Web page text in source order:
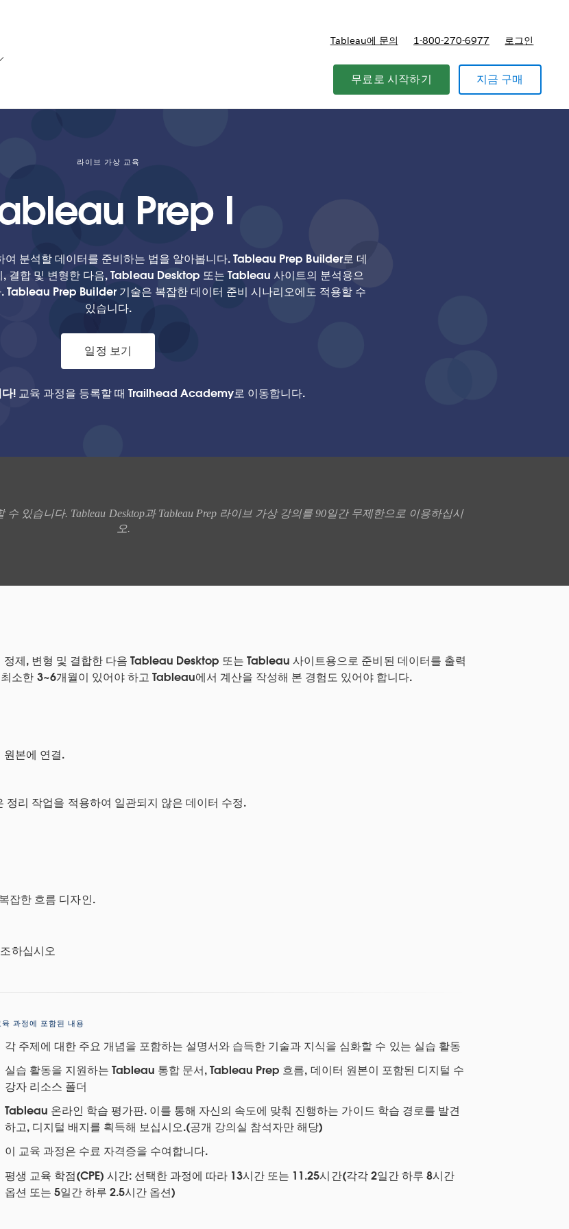
리소스
Toggle sub-navigation for 계획 및 가격
Tableau에 문의 1-800-270-6977 로그인
무료로 시작하기 지금 구매
라이브 가상 교육
Prep I
분석할 데이터를 준비하는 법을 알아봅니다. Tableau Prep Builder로 데
, 결합 및 변형한 다음, Tableau Desktop 또는 Tableau 사이트의 분석용으
Tableau Prep Builder 기술은 복잡한 데이터 준비 시나리오에도 적용할 수
있습니다.
일정 보기
!교육 과정을 등록할 때 Trailhead Academy로 이동합니다.
수 있습니다. Tableau Desktop과 Tableau Prep 라이브 가상 강의를 90일간 무제한으로 이용하십시
오.
제, 변형 및 결합한 다음 Tableau Desktop 또는 Tableau 사이트용으로 준비된 데이터를 출력
소한 3~6개월이 있어야 하고 Tableau에서 계산을 작성해 본 경험도 있어야 합니다.
본에 연결.
리 작업을 적용하여 일관되지 않은 데이터 수정.
잡한 흐름 디자인.
하십시오
육 과정에 포함된 내용
각 주제에 대한 주요 개념을 포함하는 설명서와 습득한 기술과 지식을 심화할 수 있는 실습 활동
실습 활동을 지원하는 Tableau 통합 문서, Tableau Prep 흐름, 데이터 원본이 포함된 디지털 수
강자 리소스 폴더
Tableau 온라인 학습 평가판. 이를 통해 자신의 속도에 맞춰 진행하는 가이드 학습 경로를 발견
하고, 디지털 배지를 획득해 보십시오.(공개 강의실 참석자만 해당)
이 교육 과정은 수료 자격증을 수여합니다.
평생 교육 학점(CPE) 시간: 선택한 과정에 따라 13시간 또는 11.25시간(각각 2일간 하루 8시간
옵션 또는 5일간 하루 2.5시간 옵션)